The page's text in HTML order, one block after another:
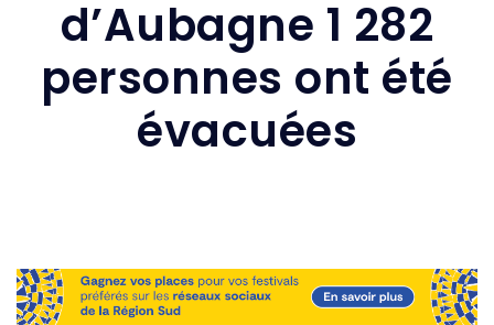
d’Aubagne 1 282
personnes ont été
évacuées